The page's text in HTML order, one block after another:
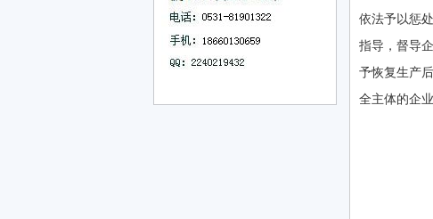
依法予以惩
指导，督导
予恢复生产
全主体的企